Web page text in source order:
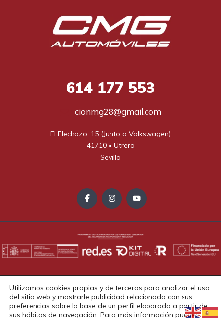
614 177 553
cionmg28@gmail.com
El Flechazo, 15 (Junto a Volkswagen)
41710 • Utrera
Sevilla
Accesibilidad
Copyright © 2025. Todos los derechos reservados.
Utilizamos cookies propias y de terceros para analizar el uso
del sitio web y mostrarle publicidad relacionada con sus
preferencias sobre la base de un perfil elaborado a partir de
sus hábitos de navegación. Para más información puedes